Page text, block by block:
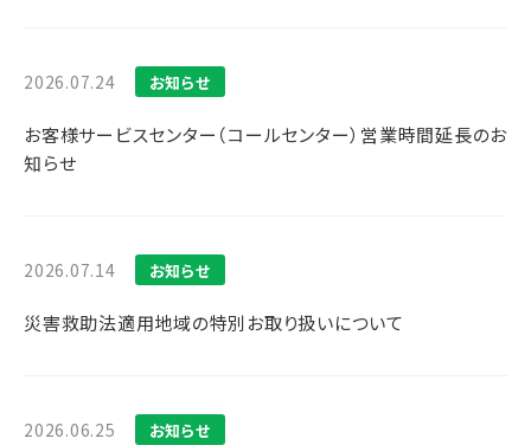
2026.07.24 お知らせ
お客様サービスセンター（コールセンター）営業時間延長のお
知らせ
2026.07.14 お知らせ
災害救助法適用地域の特別お取り扱いについて
2026.06.25 お知らせ